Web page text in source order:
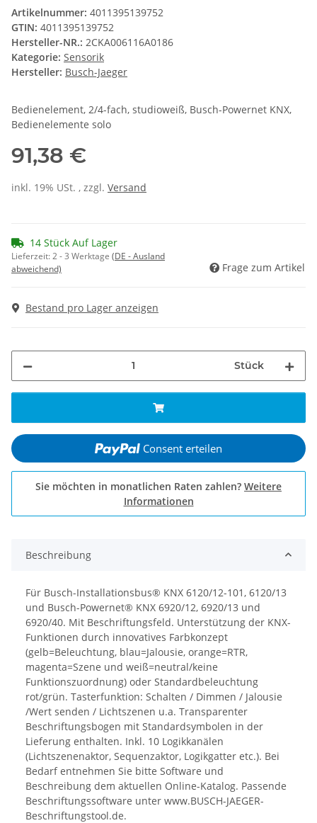
Artikelnummer: 4011395139752
GTIN: 4011395139752
Hersteller-NR.: 2CKA006116A0186
Kategorie: Sensorik
Hersteller: Busch-Jaeger
Bedienelement, 2/4-fach, studioweiß, Busch-Powernet KNX,
Bedienelemente solo
91,38 €
inkl. 19% USt. , zzgl. Versand
14 Stück Auf Lager
Lieferzeit:2 - 3 Werktage (DE - Ausland
abweichend)
Frage zum Artikel
Bestand pro Lager anzeigen
Stück
Consent erteilen
Sie möchten in monatlichen Raten zahlen? Weitere
Informationen
Beschreibung
Für Busch-Installationsbus® KNX 6120/12-101, 6120/13
und Busch-Powernet® KNX 6920/12, 6920/13 und
6920/40. Mit Beschriftungsfeld. Unterstützung der KNX-
Funktionen durch innovatives Farbkonzept
(gelb=Beleuchtung, blau=Jalousie, orange=RTR,
magenta=Szene und weiß=neutral/keine
Funktionszuordnung) oder Standardbeleuchtung
rot/grün. Tasterfunktion: Schalten / Dimmen / Jalousie
/Wert senden / Lichtszenen u.a. Transparenter
Beschriftungsbogen mit Standardsymbolen in der
Lieferung enthalten. Inkl. 10 Logikkanälen
(Lichtszenenaktor, Sequenzaktor, Logikgatter etc.). Bei
Bedarf entnehmen Sie bitte Software und
Beschreibung dem aktuellen Online-Katalog. Passende
Beschriftungssoftware unter www.BUSCH-JAEGER-
Beschriftungstool.de.